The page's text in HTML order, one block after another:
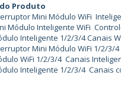
Produto
Mini Módulo WiFi
Módulo Inteligente WiFi
Inteligente 1/2/3/4 Canais
Mini Módulo WiFi 1/2/
WiFi 1/2/3/4 Canais
Inteligente 1/2/3/4 Canais